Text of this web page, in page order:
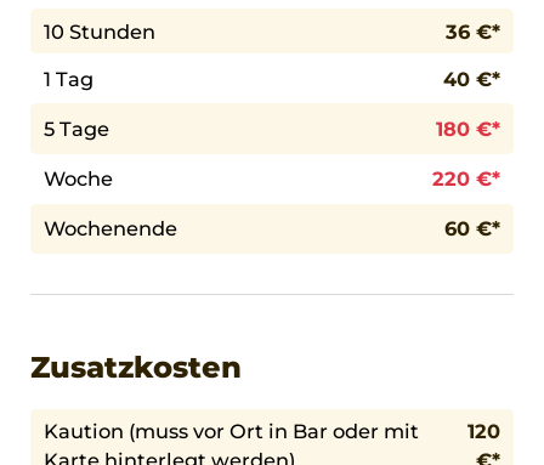
10 Stunden
36 €*
1 Tag
40 €*
5 Tage 180 €*
Woche 220 €*
Wochenende 60 €*
Zusatzkosten
Kaution (muss vor Ort in Bar oder mit
120